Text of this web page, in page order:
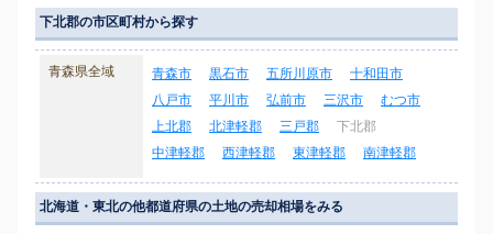
下北郡の市区町村から探す
青森県全域 青森市 黒石市 五所川原市
十和田市
八戸市
平川市 弘前市 三沢市
むつ市
上北郡
北津軽郡 三戸郡
下北郡
中津軽郡
西津軽郡 東津軽郡 南津軽郡
北海道・東北の他都道府県の土地の売却相場をみる